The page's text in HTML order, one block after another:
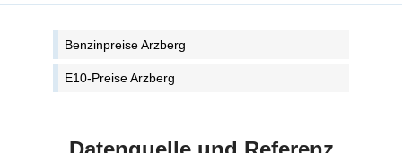
Benzinpreise Arzberg
E10-Preise Arzberg